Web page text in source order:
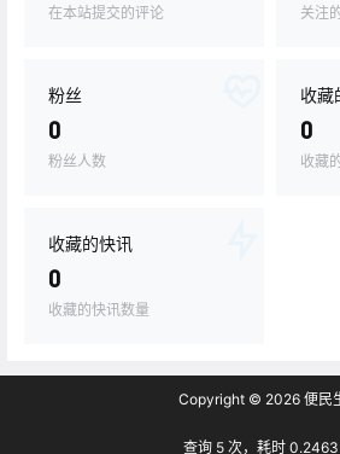
在本站提交的评论 关注
粉丝
0
粉丝人数
收藏
0
收藏
收藏的快讯
0
收藏的快讯数量
Copyright © 2026 便民
查询 5 次，耗时